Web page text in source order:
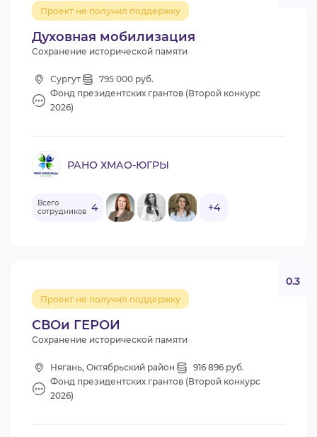
Духовная мобилизация
Проект не получил поддержку
Сохранение исторической памяти
Сургут
795 000 руб.
Фонд президентских грантов (Второй конкурс
2026)
РАНО ХМАО-ЮГРЫ
Всего
сотрудников 4 +4
СВОи ГЕРОИ
Проект не получил поддержку
0.3
Сохранение исторической памяти
Нягань, Октябрьский район
916 896 руб.
Фонд президентских грантов (Второй конкурс
2026)